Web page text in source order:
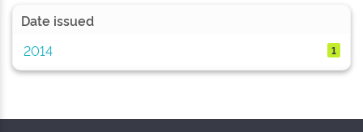
Date issued
2014
1